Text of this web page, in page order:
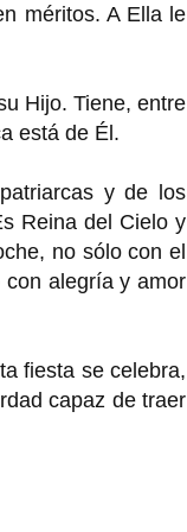
méritos. A Ella le
Hijo. Tiene, entre
está de Él.
y de los
Reina del Cielo y
no sólo con el
alegría y amor
fiesta se celebra,
capaz de traer